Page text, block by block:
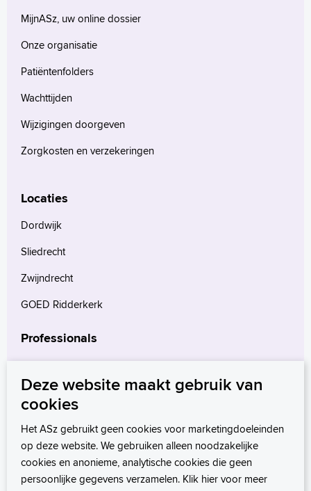
MijnASz, uw online dossier
Onze organisatie
Patiëntenfolders
Wachttijden
Wijzigingen doorgeven
Zorgkosten en verzekeringen
Locaties
Dordwijk
Sliedrecht
Zwijndrecht
GOED Ridderkerk
Professionals
Verwijzers
Wetenschappelijk onderzoek
Deze website maakt gebruik van
cookies
Het ASz gebruikt geen cookies voor marketingdoeleinden
op deze website. We gebruiken alleen noodzakelijke
cookies en anonieme, analytische cookies die geen
persoonlijke gegevens verzamelen. Klik hier voor meer